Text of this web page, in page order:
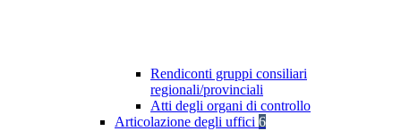
Rendiconti gruppi consiliari
regionali/provinciali
Atti degli organi di controllo
Articolazione degli uffici 6